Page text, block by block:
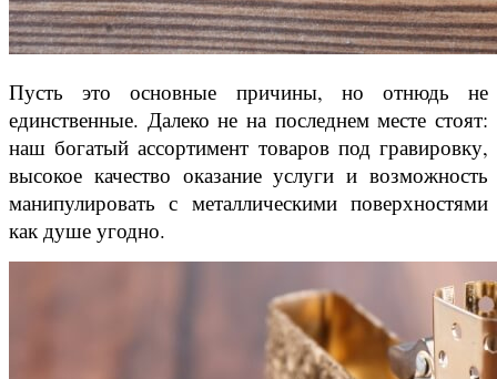
Пусть это основные причины, но отнюдь не
единственные. Далеко не на последнем месте стоят:
наш богатый ассортимент товаров под гравировку,
высокое качество оказание услуги и возможность
манипулировать с металлическими поверхностями
как душе угодно.